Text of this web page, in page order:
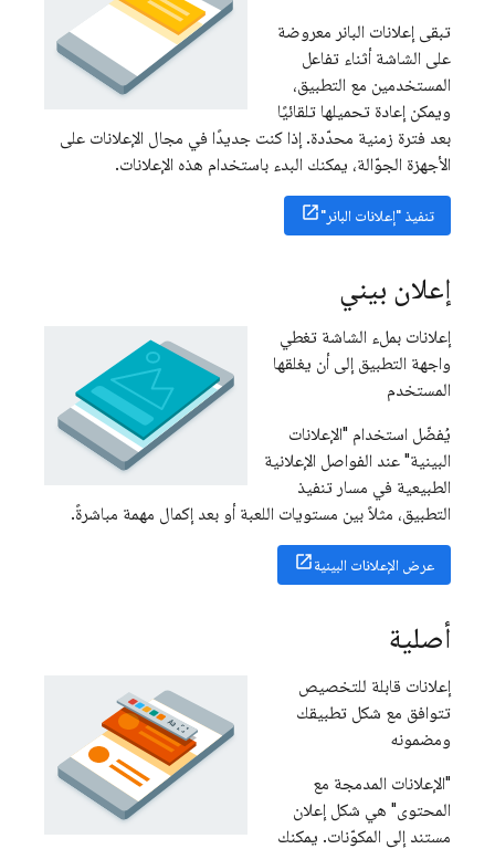
تبقى إعلانات البانر معروضة
على الشاشة أثناء تفاعل
المستخدمين مع التطبيق،
ويمكن إعادة تحميلها تلقائيًا
بعد فترة زمنية محدّدة. إذا كنت جديدًا في مجال الإعلانات على
الأجهزة الجوّالة، يمكنك البدء باستخدام هذه الإعلانات.
تنفيذ "إعلانات البانر"
إعلان بيني
إعلانات بملء الشاشة تغطي
واجهة التطبيق إلى أن يغلقها
المستخدم
يُفضّل استخدام "الإعلانات
البينية" عند الفواصل الإعلانية
الطبيعية في مسار تنفيذ
التطبيق، مثلاً بين مستويات اللعبة أو بعد إكمال مهمة مباشرةً.
عرض الإعلانات البينية
أصلية
إعلانات قابلة للتخصيص
تتوافق مع شكل تطبيقك
ومضمونه
"الإعلانات المدمجة مع
المحتوى" هي شكل إعلان
مستند إلى المكوّنات. يمكنك